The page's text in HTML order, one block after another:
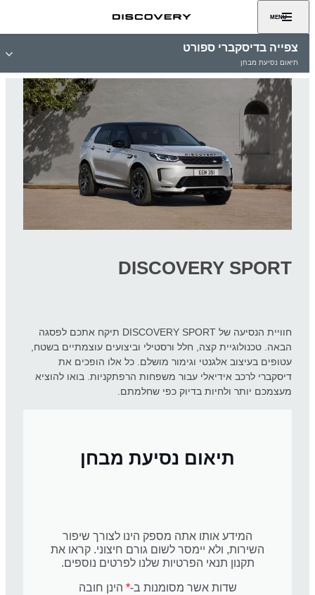
MENU
צפייה בדיסקברי ספורט
תיאום נסיעת מבחן
DISCOVERY SPORT
חוויית הנסיעה של DISCOVERY SPORT תיקח אתכם לפסגה
הבאה. טכנולוגיית קצה, חלל ורסטילי וביצועים עוצמתיים בשטח,
עטופים בעיצוב אלגנטי וגימור מושלם. כל אלו הופכים את
דיסקברי לרכב אידיאלי עבור משפחות הרפתקניות. בואו להוציא
מעצמכם יותר ולחיות בדיוק כפי שחלמתם.
תיאום נסיעת מבחן
המידע אותו אתה מספק הינו לצורך שיפור
השירות, ולא יימסר לשום גורם חיצוני. קראו את
תקנון תנאי הפרטיות שלנו לפרטים נוספים.
שדות אשר מסומנות ב-* הינן חובה